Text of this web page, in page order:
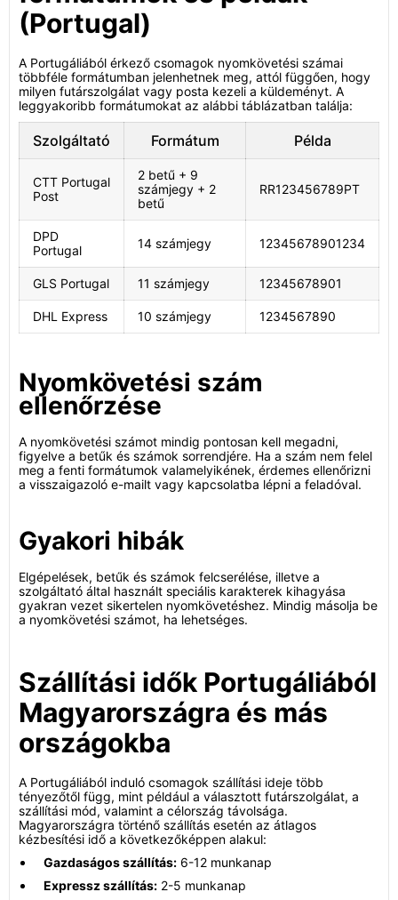
(Portugal)
A Portugáliából érkező csomagok nyomkövetési számai
többféle formátumban jelenhetnek meg, attól függően, hogy
milyen futárszolgálat vagy posta kezeli a küldeményt. A
leggyakoribb formátumokat az alábbi táblázatban találja:
Szolgáltató Formátum Példa
CTT Portugal
Post
2 betű + 9
számjegy + 2
betű
RR123456789PT
DPD
Portugal
14 számjegy 12345678901234
GLS Portugal 11 számjegy 12345678901
DHL Express 10 számjegy 1234567890
Nyomkövetési szám
ellenőrzése
A nyomkövetési számot mindig pontosan kell megadni,
figyelve a betűk és számok sorrendjére. Ha a szám nem felel
meg a fenti formátumok valamelyikének, érdemes ellenőrizni
a visszaigazoló e-mailt vagy kapcsolatba lépni a feladóval.
Gyakori hibák
Elgépelések, betűk és számok felcserélése, illetve a
szolgáltató által használt speciális karakterek kihagyása
gyakran vezet sikertelen nyomkövetéshez. Mindig másolja be
a nyomkövetési számot, ha lehetséges.
Szállítási idők Portugáliából
Magyarországra és más
országokba
A Portugáliából induló csomagok szállítási ideje több
tényezőtől függ, mint például a választott futárszolgálat, a
szállítási mód, valamint a célország távolsága.
Magyarországra történő szállítás esetén az átlagos
kézbesítési idő a következőképpen alakul:
Gazdaságos szállítás: 6-12 munkanap
Expressz szállítás: 2-5 munkanap